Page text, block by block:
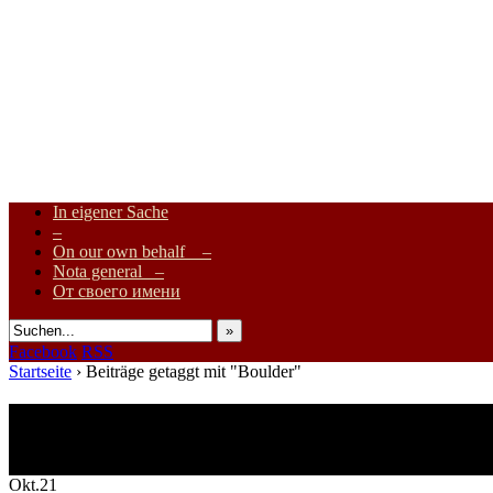
Internationale Onlinezeitung für Frieden, Humanismus,
In eigener Sache
–
On our own behalf –
Nota general –
От своего имени
»
Facebook RSS
Startseite › Beiträge getaggt mit "Boulder"
Okt.21